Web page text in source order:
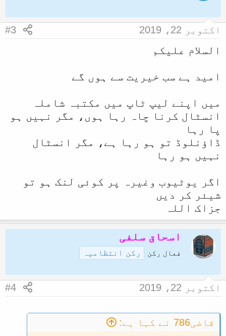
اکتوبر 22، 2019 #3
السلام علیکم
امید ہے سب خیریت سے ہوں گے
میں اپنے لیپ ٹاپ میں مکتبہ شاملہ
انسٹال کرنا چاہ رہا ہوں، مگر نہیں ہو
پا رہا
ڈاؤنلوڈ تو ہو رہا ہے، مگر انسٹال
نہیں ہو رہا
اگر یوٹیوب وغیرہ پر کوئی لنک ہو تو
شیئر کر دیں
جزاک اللہ
اسحاق سلفی
فعال رکن رکن انتظامیہ
اکتوبر 22، 2019 #4
قاضی786 نے کہا ہے: